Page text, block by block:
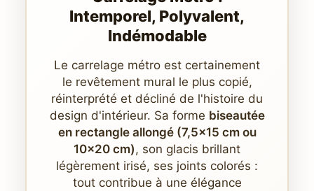
Intemporel, Polyvalent,
Indémodable
Le carrelage métro est certainement
le revêtement mural le plus copié,
réinterprété et décliné de l'histoire du
design d'intérieur. Sa forme biseautée
en rectangle allongé (7,5x15 cm ou
10x20 cm), son glacis brillant
légèrement irisé, ses joints colorés :
tout contribue à une élégance